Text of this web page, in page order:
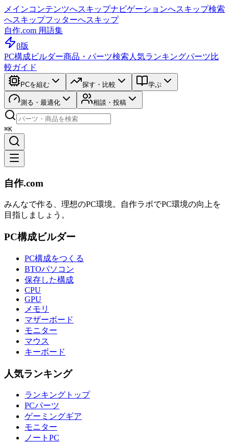
メインコンテンツへスキップナビゲーションへスキップ検索
へスキップフッターへスキップ
自作.com 用語集
β版
PC構成ビルダー商品・パーツ検索 人気ランキングパーツ比
較ガイド
PCを組む 探す・比較 学ぶ
測る・最適化 相談・投稿
⌘K
自作.com
みんなで作る、理想のPC環境。 自作ラボでPC環境の向上を
目指しましょう。
PC構成ビルダー
PC構成をつくる
BTOパソコン
保存した構成
CPU
GPU
メモリ
マザーボード
モニター
マウス
キーボード
人気ランキング
ランキングトップ
PCパーツ
ゲーミングギア
モニター
ノートPC